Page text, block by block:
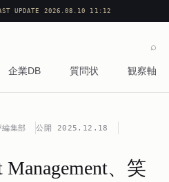
UPDATE 2026.08.10 11:12
企業DB 質問状 観察軸
⌕
編集部 公開
2025.12.18
Management、笑